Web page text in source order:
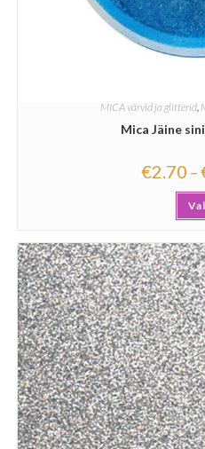
MICA värvid ja glitterid,
Mica Jäine
€2.70 –